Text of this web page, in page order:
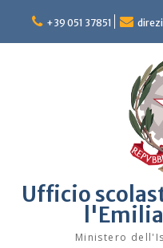
content
+39 051 37851
Ufficio
Ministero